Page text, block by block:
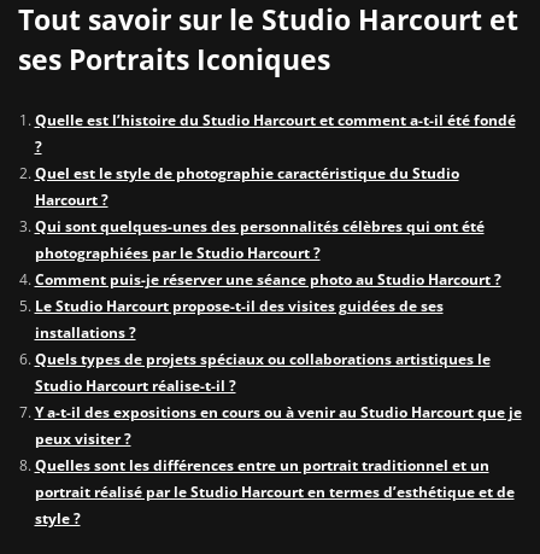
Tout savoir sur le Studio Harcourt et
ses Portraits Iconiques
Quelle est l’histoire du Studio Harcourt et comment a-t-il été fondé
?
Quel est le style de photographie caractéristique du Studio
Harcourt ?
Qui sont quelques-unes des personnalités célèbres qui ont été
photographiées par le Studio Harcourt ?
Comment puis-je réserver une séance photo au Studio Harcourt ?
Le Studio Harcourt propose-t-il des visites guidées de ses
installations ?
Quels types de projets spéciaux ou collaborations artistiques le
Studio Harcourt réalise-t-il ?
Y a-t-il des expositions en cours ou à venir au Studio Harcourt que je
peux visiter ?
Quelles sont les différences entre un portrait traditionnel et un
portrait réalisé par le Studio Harcourt en termes d’esthétique et de
style ?